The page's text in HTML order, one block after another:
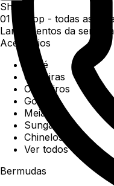
Shop
01 /
Shop - todas as
Lançamentos da semana
Acessórios
Boné
Carteiras
Chaveiros
Gorros
Meias
Sunga
Chinelos
Ver todos
Bermudas